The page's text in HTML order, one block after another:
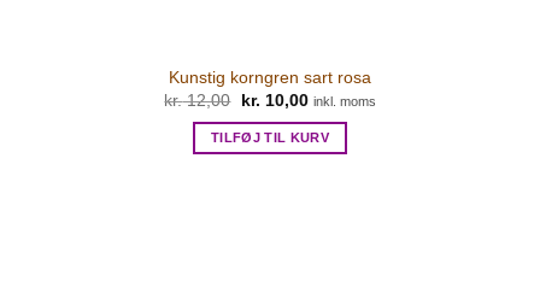
Kunstig korngren sart rosa
kr.12,00
Den
pris
var:
kr. 10,00Den
pris
er:
inkl. moms
TILFØJ TIL KURV